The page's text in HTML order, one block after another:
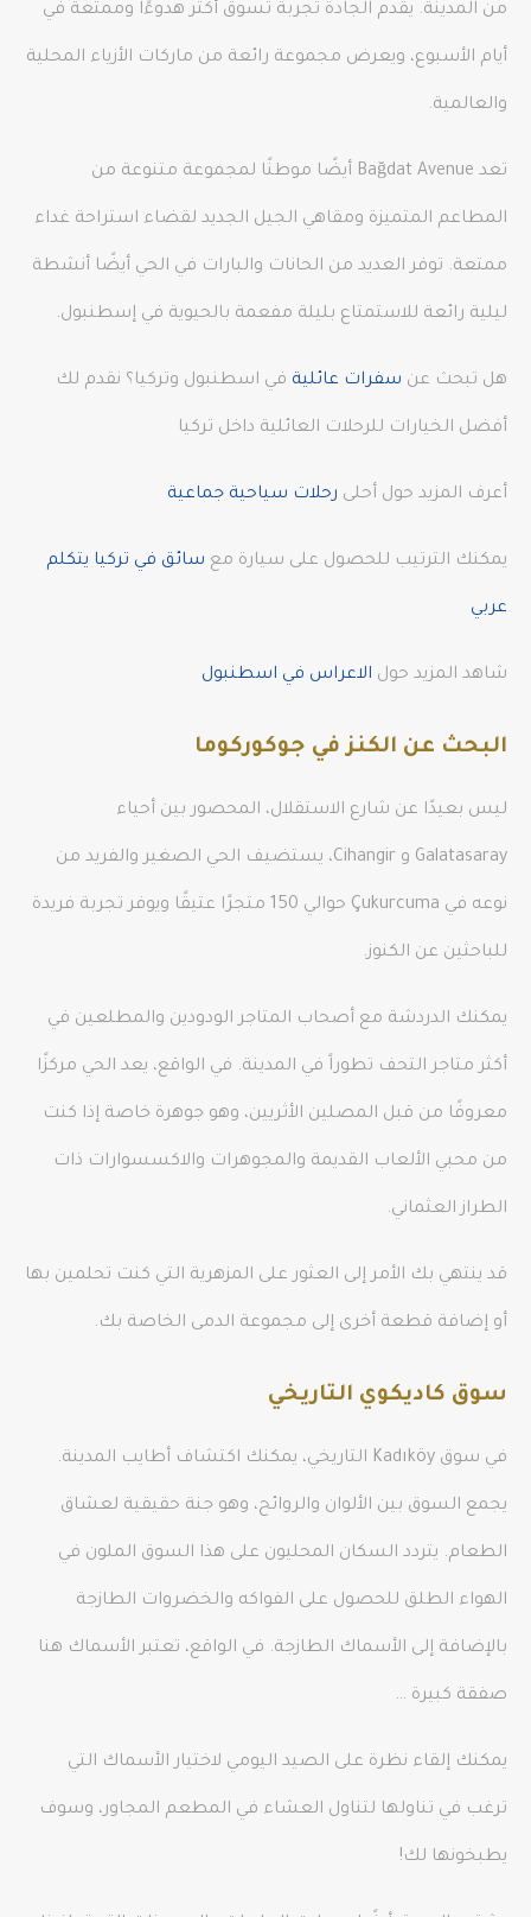
من المدينة. يقدم الجادة تجربة تسوق أكثر هدوءًا وممتعة في
أيام الأسبوع، ويعرض مجموعة رائعة من ماركات الأزياء المحلية
والعالمية.
تعد Bağdat Avenue أيضًا موطنًا لمجموعة متنوعة من
المطاعم المتميزة ومقاهي الجيل الجديد لقضاء استراحة غداء
ممتعة. توفر العديد من الحانات والبارات في الحي أيضًا أنشطة
ليلية رائعة للاستمتاع بليلة مفعمة بالحيوية في إسطنبول.
هل تبحث عن سفرات عائلية في اسطنبول وتركيا؟ نقدم لك
أفضل الخيارات للرحلات العائلية داخل تركيا
أعرف المزيد حول أحلى رحلات سياحية جماعية
يمكنك الترتيب للحصول على سيارة مع سائق في تركيا يتكلم
عربي
شاهد المزيد حول الاعراس في اسطنبول
البحث عن الكنز في جوكوركوما
ليس بعيدًا عن شارع الاستقلال، المحصور بين أحياء
Galatasaray و Cihangir، يستضيف الحي الصغير والفريد من
نوعه في Çukurcuma حوالي 150 متجرًا عتيقًا ويوفر تجربة فريدة
للباحثين عن الكنوز.
يمكنك الدردشة مع أصحاب المتاجر الودودين والمطلعين في
أكثر متاجر التحف تطوراً في المدينة. في الواقع، يعد الحي مركزًا
معروفًا من قبل المصلين الأثريين، وهو جوهرة خاصة إذا كنت
من محبي الألعاب القديمة والمجوهرات والاكسسوارات ذات
الطراز العثماني.
قد ينتهي بك الأمر إلى العثور على المزهرية التي كنت تحلمين بها
أو إضافة قطعة أخرى إلى مجموعة الدمى الخاصة بك.
سوق كاديكوي التاريخي
في سوق Kadıköy التاريخي، يمكنك اكتشاف أطايب المدينة.
يجمع السوق بين الألوان والروائح، وهو جنة حقيقية لعشاق
الطعام. يتردد السكان المحليون على هذا السوق الملون في
الهواء الطلق للحصول على الفواكه والخضروات الطازجة
بالإضافة إلى الأسماك الطازجة. في الواقع، تعتبر الأسماك هنا
صفقة كبيرة …
يمكنك إلقاء نظرة على الصيد اليومي لاختيار الأسماك التي
ترغب في تناولها لتناول العشاء في المطعم المجاور، وسوف
يطبخونها لك!